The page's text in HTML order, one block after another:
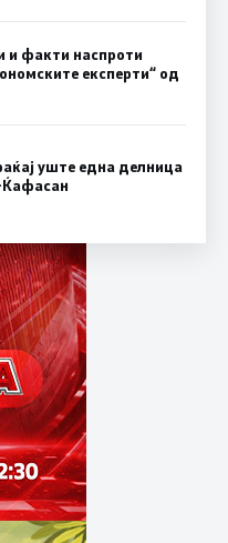
и факти наспроти
експерти“ од
уште една делница
Ќафасан